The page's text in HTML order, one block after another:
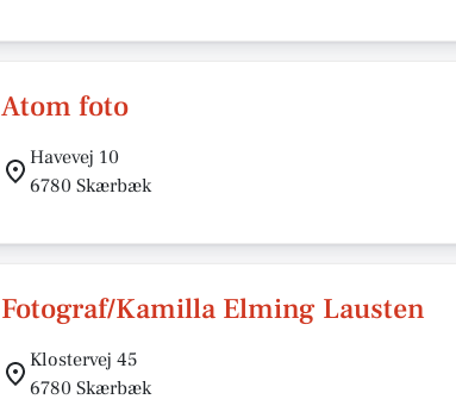
Atom foto
Havevej 10
6780 Skærbæk
Fotograf/Kamilla Elming Lausten
Klostervej 45
6780 Skærbæk